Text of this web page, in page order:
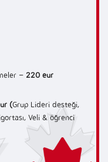
– 220 eur
(Grup Lideri desteği,
Veli & öğrenci